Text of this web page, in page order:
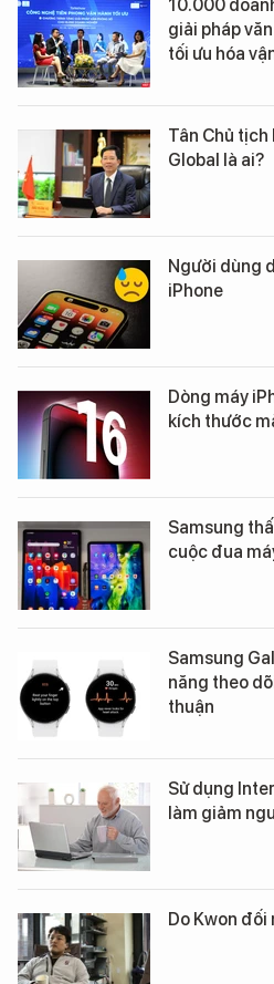
10.000
giải pháp
tối ưu hóa
Tân Chủ
Global là ai?
Người dùng
iPhone
Dòng máy
kích thước
Samsung
cuộc đua
Samsung
năng theo
thuận
Sử dụng
làm giảm
Do Kwon đối